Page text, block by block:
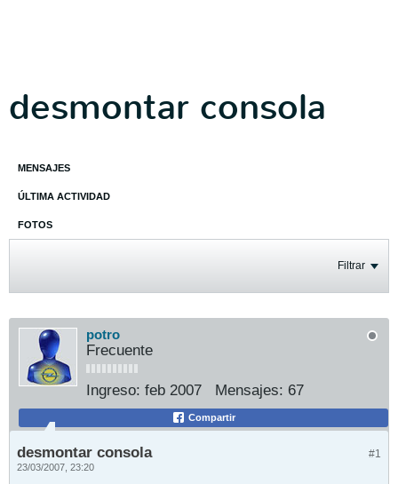
desmontar consola
MENSAJES
ÚLTIMA ACTIVIDAD
FOTOS
Filtrar
potro
Frecuente
Ingreso: feb 2007 Mensajes: 67
Compartir
#1
desmontar consola
23/03/2007, 23:20